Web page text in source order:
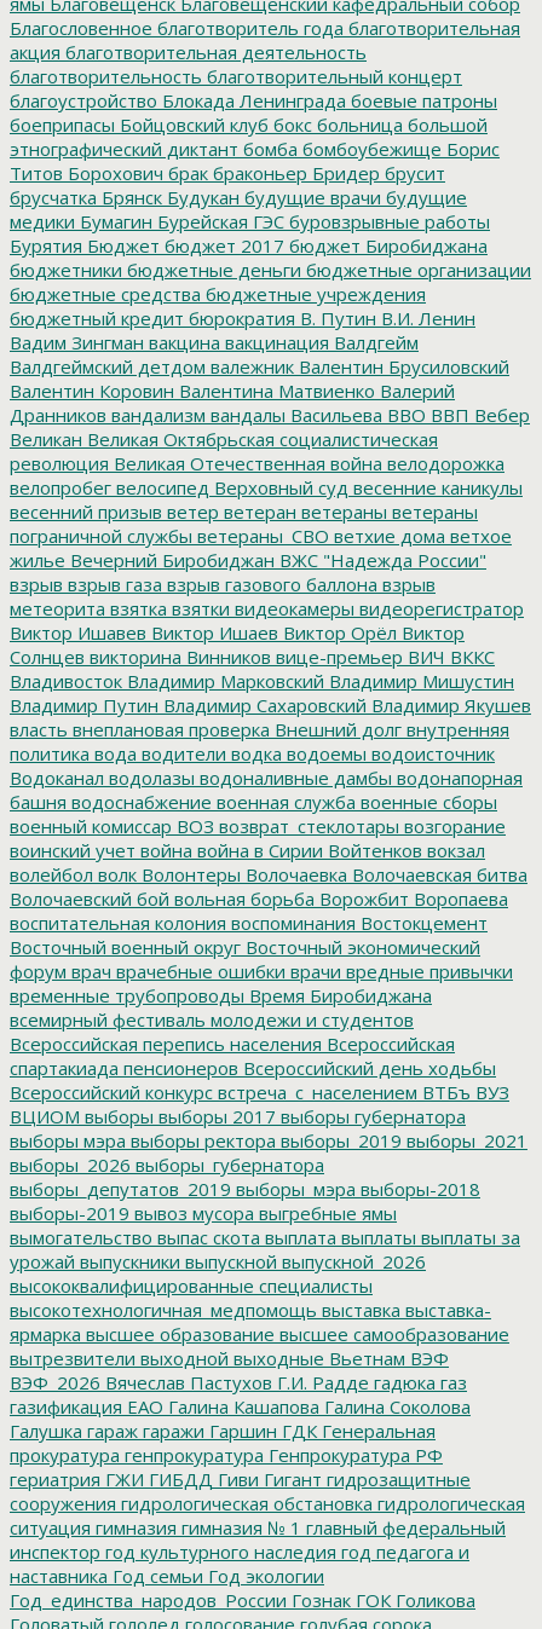
Благословенное благотворитель года благотворительная
акция благотворительная деятельность
благотворительность благотворительный концерт
благоустройство Блокада Ленинграда боевые патроны
боеприпасы Бойцовский клуб бокс больница большой
этнографический диктант бомба бомбоубежище Борис
Титов Борохович брак браконьер Бридер брусит
брусчатка Брянск Будукан будущие врачи будущие
медики Бумагин Бурейская ГЭС буровзрывные работы
Бурятия Бюджет бюджет 2017 бюджет Биробиджана
бюджетники бюджетные деньги бюджетные организации
бюджетные средства бюджетные учреждения
бюджетный кредит бюрократия В. Путин В.И. Ленин
Вадим Зингман вакцина вакцинация Валдгейм
Валдгеймский детдом валежник Валентин Брусиловский
Валентин Коровин Валентина Матвиенко Валерий
Дранников вандализм вандалы Васильева ВВО ВВП Вебер
Великан Великая Октябрьская социалистическая
революция Великая Отечественная война велодорожка
велопробег велосипед Верховный суд весенние каникулы
весенний призыв ветер ветеран ветераны ветераны
пограничной службы ветераны_СВО ветхие дома ветхое
жилье Вечерний Биробиджан ВЖС "Надежда России"
взрыв взрыв газа взрыв газового баллона взрыв
метеорита взятка взятки видеокамеры видеорегистратор
Виктор Ишавев Виктор Ишаев Виктор Орёл Виктор
Солнцев викторина Винников вице-премьер ВИЧ ВККС
Владивосток Владимир Марковский Владимир Мишустин
Владимир Путин Владимир Сахаровский Владимир Якушев
власть внеплановая проверка Внешний долг внутренняя
политика вода водители водка водоемы водоисточник
Водоканал водолазы водоналивные дамбы водонапорная
башня водоснабжение военная служба военные сборы
военный комиссар ВОЗ возврат_стеклотары возгорание
воинский учет война война в Сирии Войтенков вокзал
волейбол волк Волонтеры Волочаевка Волочаевская битва
Волочаевский бой вольная борьба Ворожбит Воропаева
воспитательная колония воспоминания Востокцемент
Восточный военный округ Восточный экономический
форум врач врачебные ошибки врачи вредные привычки
временные трубопроводы Время Биробиджана
всемирный фестиваль молодежи и студентов
Всероссийская перепись населения Всероссийская
спартакиада пенсионеров Всероссийский день ходьбы
Всероссийский конкурс встреча_с_населением ВТБъ ВУЗ
ВЦИОМ выборы выборы 2017 выборы губернатора
выборы мэра выборы ректора выборы_2019 выборы_2021
выборы_2026 выборы_губернатора
выборы_депутатов_2019 выборы_мэра выборы-2018
выборы-2019 вывоз мусора выгребные ямы
вымогательство выпас скота выплата выплаты выплаты за
урожай выпускники выпускной выпускной_2026
высококвалифицированные специалисты
высокотехнологичная_медпомощь выставка выставка-
ярмарка высшее образование высшее самообразование
вытрезвители выходной выходные Вьетнам ВЭФ
ВЭФ_2026 Вячеслав Пастухов Г.И. Радде гадюка газ
газификация ЕАО Галина Кашапова Галина Соколова
Галушка гараж гаражи Гаршин ГДК Генеральная
прокуратура генпрокуратура Генпрокуратура РФ
гериатрия ГЖИ ГИБДД Гиви Гигант гидрозащитные
сооружения гидрологическая обстановка гидрологическая
ситуация гимназия гимназия № 1 главный федеральный
инспектор год культурного наследия год педагога и
наставника Год семьи Год экологии
Год_единства_народов_России Гознак ГОК Голикова
Головатый гололед голосование голубая сорока